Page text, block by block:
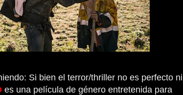
Si bien el terror/thriller no es perfecto ni
es una película de género entretenida para